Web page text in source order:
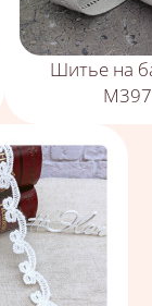
Шитье на
М397